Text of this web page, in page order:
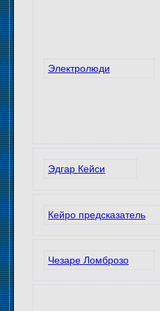
Электролюди
Эдгар Кейси
Кейро предсказатель
Чезаре Ломброзо